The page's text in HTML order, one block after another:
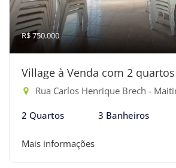
R$ 750.000
Village à Venda com 2 quartos
Rua Carlos Henrique Brech -
2 Quartos 3 Banheiros
Mais informações